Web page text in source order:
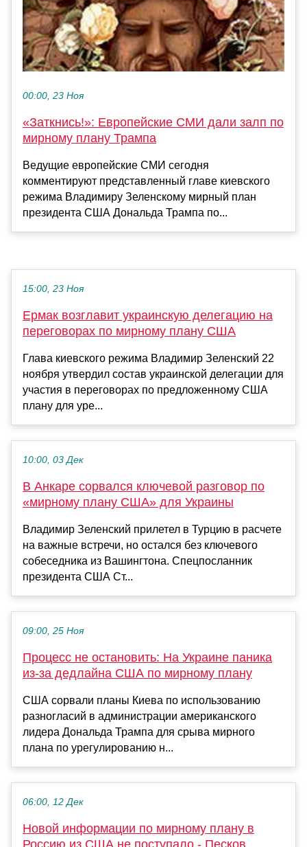
00:00, 23 Ноя
«Заткнись!»: Европейские СМИ дали залп по
мирному плану Трампа
Ведущие европейские СМИ сегодня
комментируют представленный главе киевского
режима Владимиру Зеленскому мирный план
президента США Дональда Трампа по...
15:00, 23 Ноя
Ермак возглавит украинскую делегацию на
переговорах по мирному плану США
Глава киевского режима Владимир Зеленский 22
ноября утвердил состав украинской делегации для
участия в переговорах по предложенному США
плану для уре...
10:00, 03 Дек
В Анкаре сорвался ключевой разговор по
«мирному плану США» для Украины
Владимир Зеленский прилетел в Турцию в расчете
на важные встречи, но остался без ключевого
собеседника из Вашингтона. Спецпосланник
президента США Ст...
09:00, 25 Ноя
Процесс не остановить: На Украине паника
из-за дедлайна США по мирному плану
США сорвали планы Киева по использованию
разногласий в администрации американского
лидера Дональда Трампа для срыва мирного
плана по урегулированию н...
06:00, 12 Дек
Новой информации по мирному плану в
Россию из США не поступало - Песков